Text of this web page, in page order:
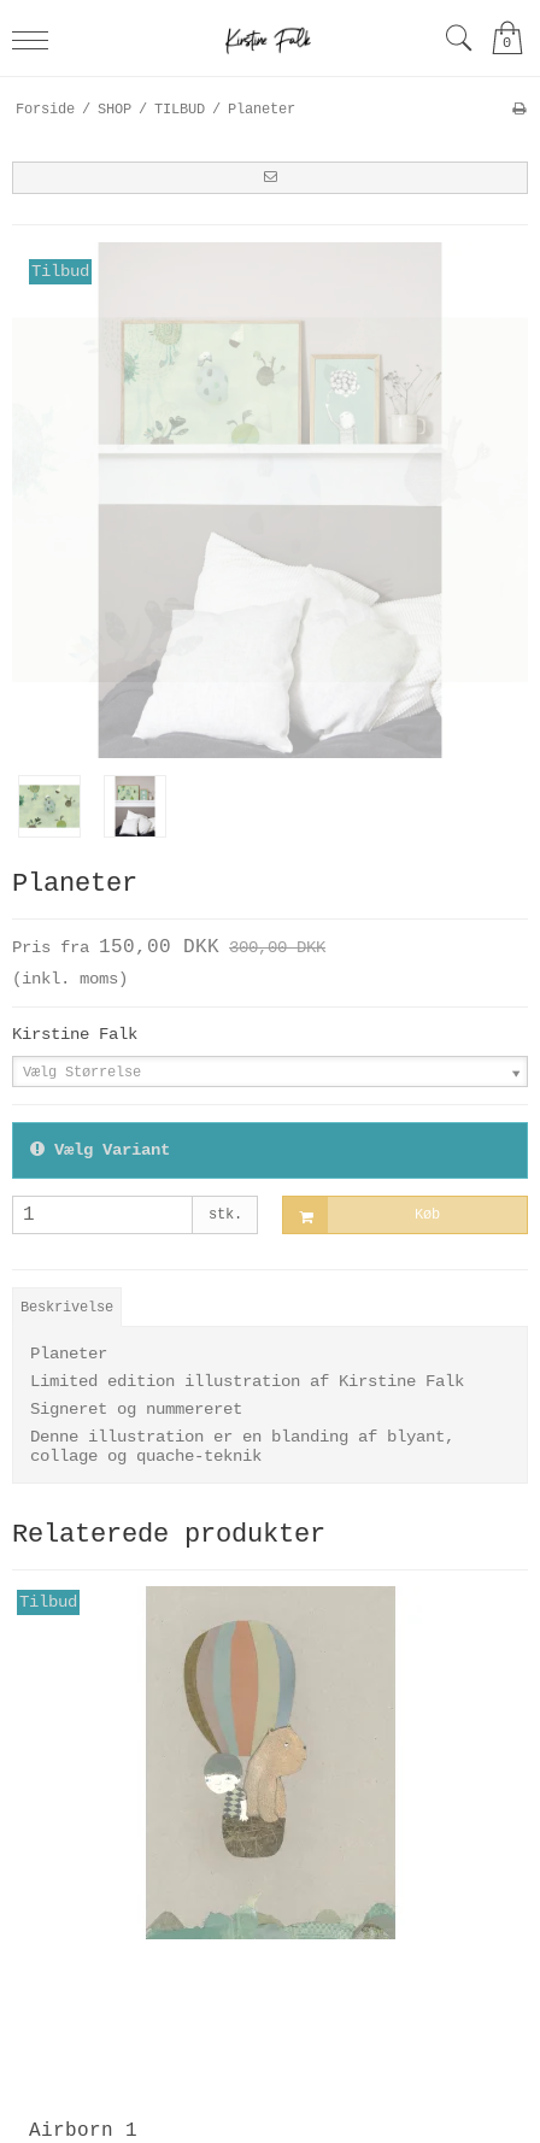
0
Forside / SHOP / TILBUD / Planeter
Tilbud
Planeter
Pris fra 150,00 DKK 300,00 DKK
(inkl. moms)
Kirstine Falk
Vælg Størrelse
Vælg Variant
stk. Køb
Beskrivelse
Planeter
Limited edition illustration af Kirstine Falk
Signeret og nummereret
Denne illustration er en blanding af blyant,
collage og quache-teknik
Relaterede produkter
Tilbud
Airborn 1